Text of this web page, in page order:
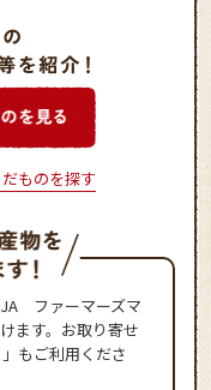
ものを探す
ファーマーズマ
ます。お取り寄せ
もご利用くださ